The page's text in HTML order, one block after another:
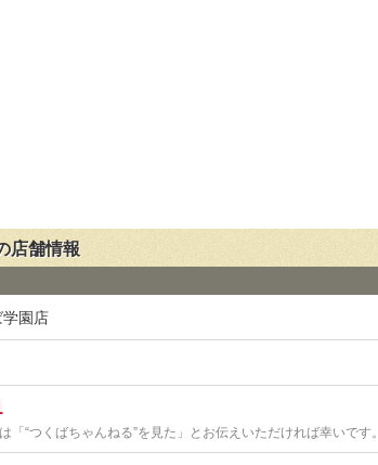
店舗情報
学園店
「“つくばちゃんねる”を見た」とお伝えいただければ幸いです。